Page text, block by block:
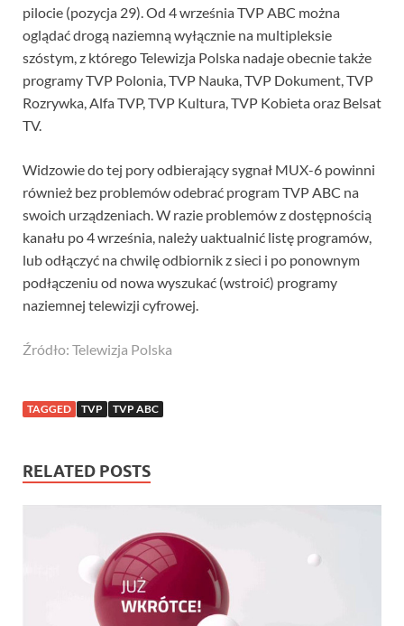
pilocie (pozycja 29). Od 4 września TVP ABC można
oglądać drogą naziemną wyłącznie na multipleksie
szóstym, z którego Telewizja Polska nadaje obecnie także
programy TVP Polonia, TVP Nauka, TVP Dokument, TVP
Rozrywka, Alfa TVP, TVP Kultura, TVP Kobieta oraz Belsat
TV.
Widzowie do tej pory odbierający sygnał MUX-6 powinni
również bez problemów odebrać program TVP ABC na
swoich urządzeniach. W razie problemów z dostępnością
kanału po 4 września, należy uaktualnić listę programów,
lub odłączyć na chwilę odbiornik z sieci i po ponownym
podłączeniu od nowa wyszukać (wstroić) programy
naziemnej telewizji cyfrowej.
Źródło: Telewizja Polska
TAGGED TVP TVP ABC
RELATED POSTS